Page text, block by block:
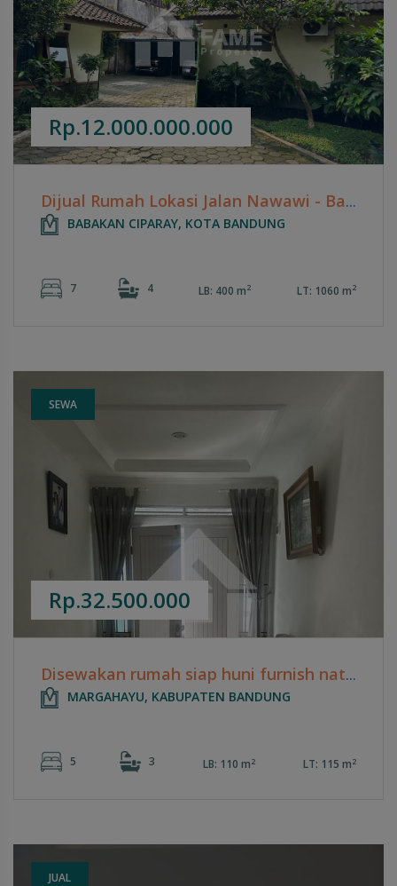
Rp.12.000.000.000
Dijual Rumah Lokasi Jalan Nawawi - Bandung
BABAKAN CIPARAY, KOTA BANDUNG
7 4 LB: 400 m2 LT: 1060 m2
SEWA
Rp.32.500.000
Disewakan rumah siap huni furnish nata endah
MARGAHAYU, KABUPATEN BANDUNG
5 3 LB: 110 m2 LT: 115 m2
JUAL